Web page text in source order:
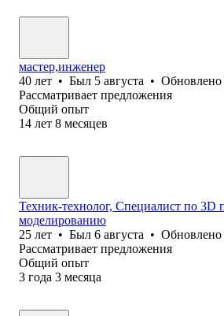
мастер,инженер
40 лет • Был 5 августа • Обновлено
Рассматривает предложения
Общий опыт
14 лет 8 месяцев
Техник-технолог, Специалист по 3D
моделированию
25 лет • Был 6 августа • Обновлено
Рассматривает предложения
Общий опыт
3 года 3 месяца